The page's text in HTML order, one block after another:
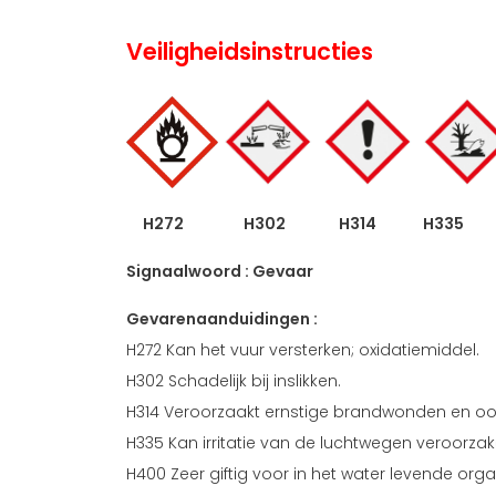
Veiligheidsinstructies
H272 H302 H314 H335
Signaalwoord : Gevaar
Gevarenaanduidingen :
H272 Kan het vuur versterken; oxidatiemiddel.
H302 Schadelijk bij inslikken.
H314 Veroorzaakt ernstige brandwonden en
H335 Kan irritatie van de luchtwegen
H400 Zeer giftig voor in het water levende